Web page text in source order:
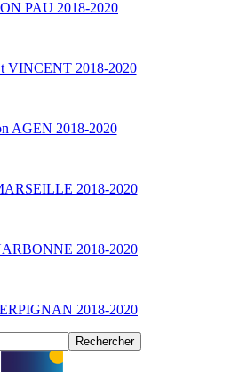
PAU 2018-2020
VINCENT 2018-2020
AGEN 2018-2020
2018-2020
2018-2020
2018-2020